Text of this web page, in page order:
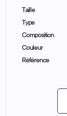
Taille
Type
Composition
Couleur
Référence